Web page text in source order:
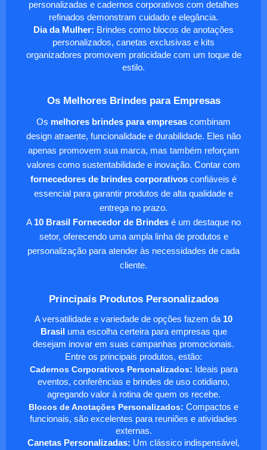
personalizadas e cadernos corporativos com detalhes
refinados demonstram cuidado e elegância.
Dia da Mulher: Brindes como blocos de anotações
personalizados, canetas exclusivas e kits
organizadores promovem praticidade com um toque de
estilo.
Os Melhores Brindes para Empresas
Os melhores brindes para empresas combinam
design atraente, funcionalidade e durabilidade. Eles não
apenas promovem sua marca, mas também reforçam
valores como sustentabilidade e inovação. Contar com
fornecedores de brindes corporativos confiáveis é
essencial para garantir produtos de alta qualidade e
entrega no prazo.
A 10 Brasil Fornecedor de Brindes é um destaque no
setor, oferecendo uma ampla linha de produtos e
personalização para atender às necessidades de cada
cliente.
Principais Produtos Personalizados
A versatilidade e variedade de opções fazem da 10
Brasil uma escolha certeira para empresas que
desejam inovar em suas campanhas promocionais.
Entre os principais produtos, estão:
Cadernos Corporativos Personalizados: Ideais para
eventos, conferências e brindes de uso cotidiano,
agregando valor à rotina de quem os recebe.
Blocos de Anotações Personalizados: Compactos e
funcionais, são excelentes para reuniões e atividades
externas.
Canetas Personalizadas: Um clássico indispensável,